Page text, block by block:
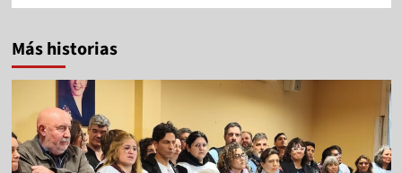
Más historias